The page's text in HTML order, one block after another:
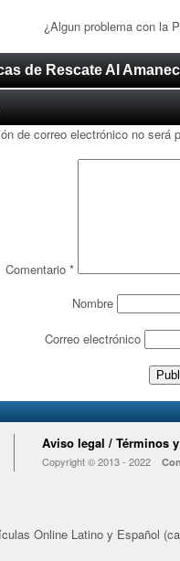
¿Algun problema con la
de Rescate Al
de correo electrónico no será
Comentario *
Nombre
Correo electrónico
Aviso legal / Términos
Copyright © 2013 - 2022
Online Latino y Español